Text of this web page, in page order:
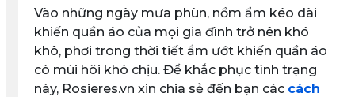
Vào những ngày mưa phùn, nồm ẩm kéo dài
khiến quần áo của mọi gia đình trở nên khó
khô, phơi trong thời tiết ẩm ướt khiến quần áo
có mùi hôi khó chịu. Để khắc phục tình trạng
này, Rosieres.vn xin chia sẻ đến bạn các cách